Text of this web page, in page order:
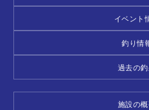
イベント
釣り情
過去の
施設の